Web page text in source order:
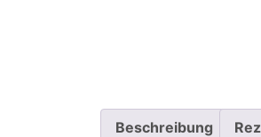
Beschreibung